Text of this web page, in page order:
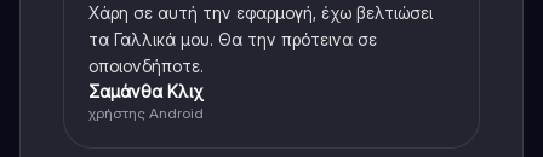
Χάρη σε αυτή την εφαρμογή, έχω βελτιώσει
τα Γαλλικά μου. Θα την πρότεινα σε
οποιονδήποτε.
Σαμάνθα Κλιχ
χρήστης Android